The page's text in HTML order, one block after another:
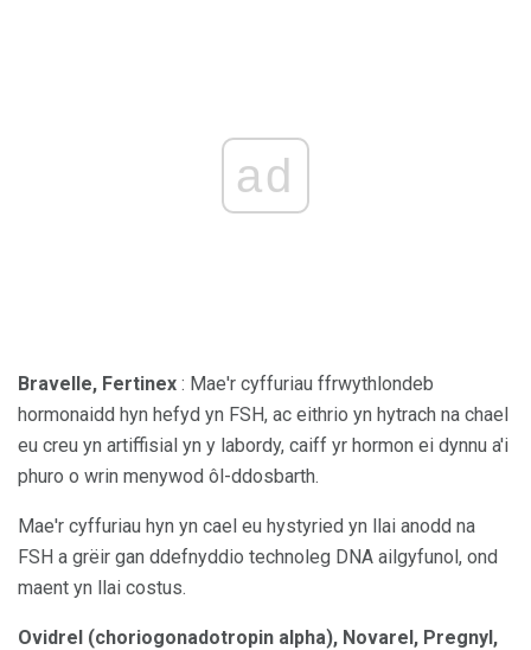
ad
Bravelle, Fertinex : Mae'r cyffuriau ffrwythlondeb
hormonaidd hyn hefyd yn FSH, ac eithrio yn hytrach na chael
eu creu yn artiffisial yn y labordy, caiff yr hormon ei dynnu a'i
phuro o wrin menywod ôl-ddosbarth.
Mae'r cyffuriau hyn yn cael eu hystyried yn llai anodd na
FSH a grëir gan ddefnyddio technoleg DNA ailgyfunol, ond
maent yn llai costus.
Ovidrel (choriogonadotropin alpha), Novarel, Pregnyl,